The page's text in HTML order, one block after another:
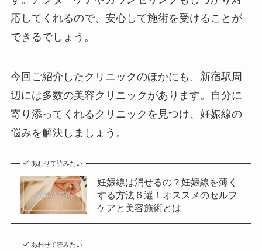
応してくれるので、安心して施術を受けることが
できるでしょう。
今回ご紹介したクリニックのほかにも、新宿駅周
辺には多数の美容クリニックがあります。自分に
寄り添ってくれるクリニックを見つけ、妊娠線の
悩みを解決しましょう。
あわせて読みたい
妊娠線は消せるの？妊娠線を薄く
する方法６選！オススメのセルフ
ケアと美容施術とは
あわせて読みたい